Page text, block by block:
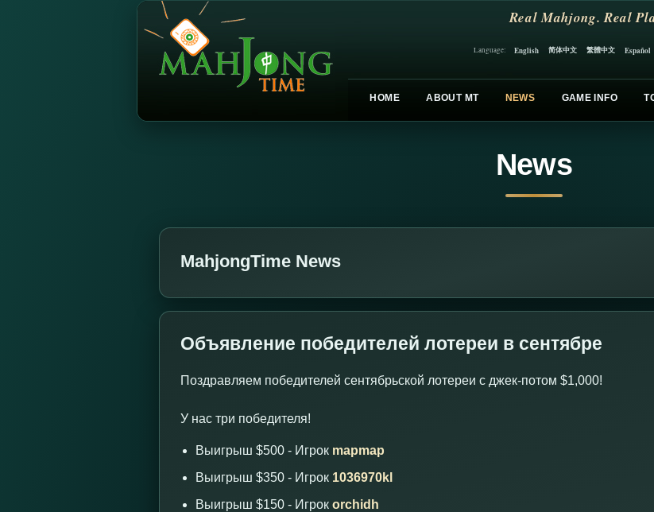
Real Mahjong. Real
Language: English 简体中文 繁體中文 Español
HOME ABOUT MT NEWS GAME INFO
News
MahjongTime News
Объявление победителей лотереи в сентябре
Поздравляем победителей сентябрьской лотереи с джек-потом $1,000!
У нас три победителя!
Выигрыш $500 - Игрок mapmap
Выигрыш $350 - Игрок 1036970kl
Выигрыш $150 - Игрокorchidh